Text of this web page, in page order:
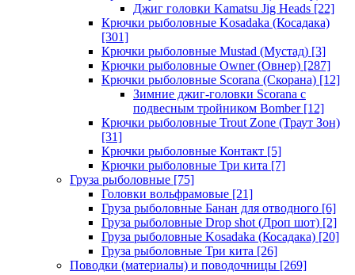
Джиг головки Kamatsu Jig Heads [22]
Крючки рыболовные Kosadaka (Косадака)
[301]
Крючки рыболовные Mustad (Мустад) [3]
Крючки рыболовные Owner (Овнер) [287]
Крючки рыболовные Scorana (Скорана) [12]
Зимние джиг-головки Scorana с
подвесным тройником Bomber[12]
Крючки рыболовные Trout Zone (Траут Зон)
[31]
Крючки рыболовные Контакт [5]
Крючки рыболовные Три кита [7]
Груза рыболовные [75]
Головки вольфрамовые [21]
Груза рыболовные Банан для отводного [6]
Груза рыболовные Drop shot (Дроп шот) [2]
Груза рыболовные Kosadaka (Косадака) [20]
Груза рыболовные Три кита [26]
Поводки (материалы) и поводочницы [269]